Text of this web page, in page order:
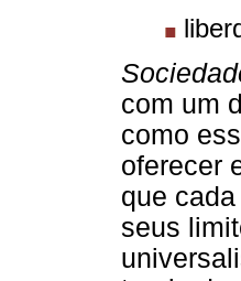
com um
como
oferecer
que
seus